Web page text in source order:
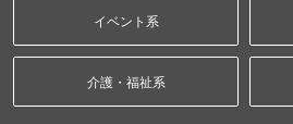
イベント系
介護・福祉系